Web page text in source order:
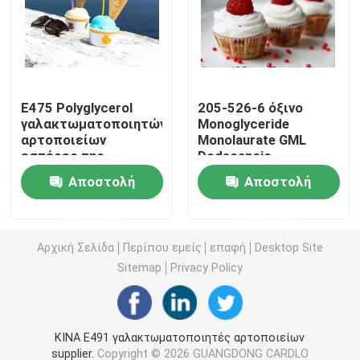
E471 γαλακτωματοποιητής τροφίμων
Φυσικοί γαλακτωματοποιητές τροφίμων
Αποσταγμένο Monoglyceride
Μονο και diglycerides
Monostearate γλυκερίνης
Γαλακτωματοποιητής βελτιωτών κέικ
E475 Polyglycerol
γαλακτωματοποιητών
αρτοποιείων
εστέρες της
κιτρινωπής σκόνης
λιπαρών οξέων PGE
Αποστολή
205-526-6 όξινο
Monoglyceride
Monolaurate GML
Dodecanoic
γλυκερίνης
γαλακτωματοποιητών
Bakey
Αποστολή
Αρχική Σελίδα Περίπου εμείς επαφή
Desktop Site
Sitemap
Privacy Policy
ΚΙΝΑ E491 γαλακτωματοποιητές αρτοποιείων
supplier. Copyright © 2026 GUANGDONG CARDLO